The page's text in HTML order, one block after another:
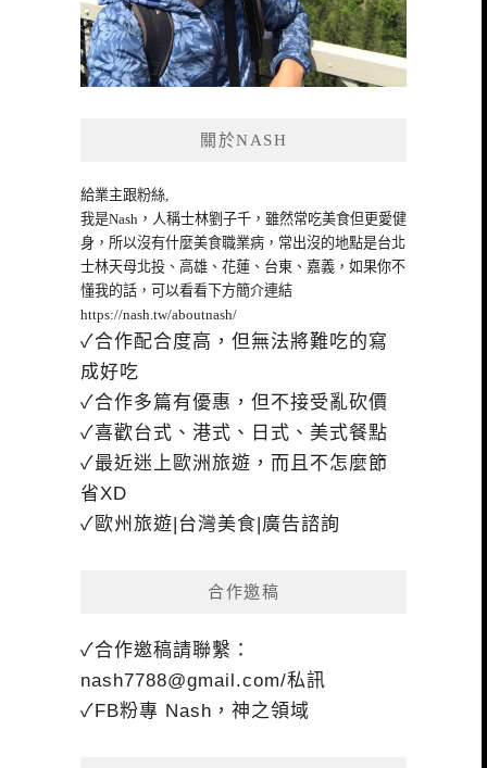
關於NASH
給業主跟粉絲,
我是Nash，人稱士林劉子千，雖然常吃美食但更愛健
身，所以沒有什麼美食職業病，常出沒的地點是台北
士林天母北投、高雄、花蓮、台東、嘉義，如果你不
懂我的話，可以看看下方簡介連結
https://nash.tw/aboutnash/
✓合作配合度高，但無法將難吃的寫
成好吃
✓合作多篇有優惠，但不接受亂砍價
✓喜歡台式、港式、日式、美式餐點
✓最近迷上歐洲旅遊，而且不怎麼節
省XD
✓歐州旅遊|台灣美食|廣告諮詢
合作邀稿
✓合作邀稿請聯繫：
nash7788@gmail.com/私訊
✓FB粉專 Nash，神之領域